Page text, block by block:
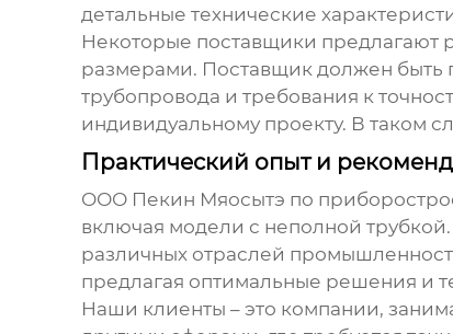
детальные технические
Некоторые поставщики предлагают
размерами. Поставщик должен быть
трубопровода и требования к
индивидуальному проекту. В таком
Практический опыт и
ООО Пекин Мяосытэ по
включая модели с неполной
различных отраслей
предлагая оптимальные решения и
Наши клиенты – это компании,